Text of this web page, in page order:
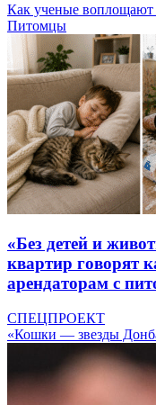
Как ученые воплощают
Питомцы
«Без детей и
квартир говорят
арендаторам с
СПЕЦПРОЕКТ
«Кошки — звезды